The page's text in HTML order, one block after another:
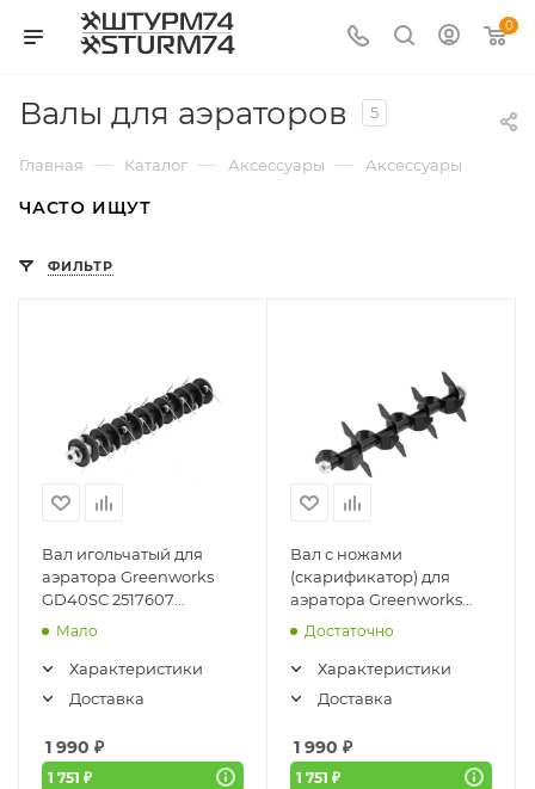
0
Валы для аэраторов 5
Главная — Каталог — Аксессуары — Аксессуары для
ЧАСТО ИЩУТ
ФИЛЬТР
Вал игольчатый для
аэратора Greenworks
GD40SC 2517607
(2952807)
Мало
Характеристики
Доставка
1 990 ₽
1 751 ₽
Вал с ножами
(скарификатор) для
аэратора Greenworks
GD40SC 2517607
(2952707)
Достаточно
Характеристики
Доставка
1 990 ₽
1 751 ₽